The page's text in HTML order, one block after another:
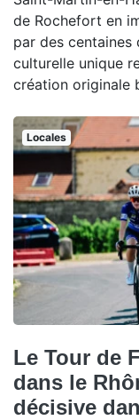
de Rochefort en
par des centaines
culturelle unique
création originale
Locales
Le Tour de
dans le
décisive